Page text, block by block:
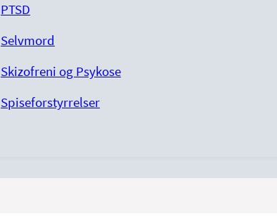
PTSD
Selvmord
Skizofreni og Psykose
Spiseforstyrrelser